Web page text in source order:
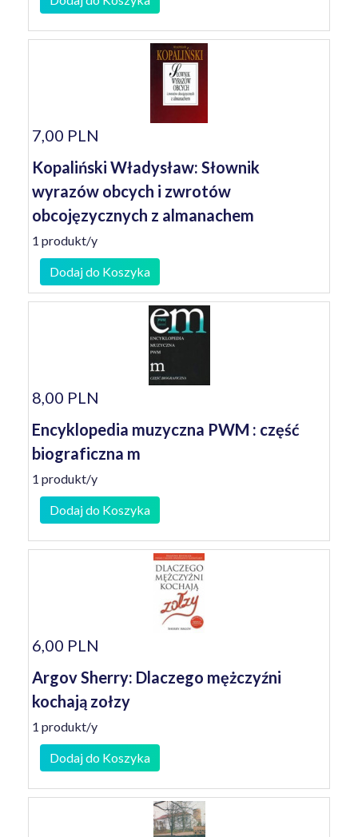
7,00 PLN
Kopaliński Władysław: Słownik
wyrazów obcych i zwrotów
obcojęzycznych z almanachem
1 produkt/y
Dodaj do Koszyka
8,00 PLN
Encyklopedia muzyczna PWM : część
biograficzna m
1 produkt/y
Dodaj do Koszyka
6,00 PLN
Argov Sherry: Dlaczego mężczyźni
kochają zołzy
1 produkt/y
Dodaj do Koszyka